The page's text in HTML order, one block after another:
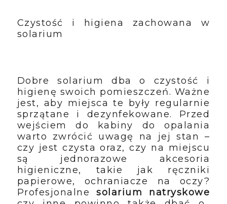
Czystość i higiena zachowana w
solarium
Dobre solarium dba o czystość i
higienę swoich pomieszczeń. Ważne
jest, aby miejsca te były regularnie
sprzątane i dezynfekowane. Przed
wejściem do kabiny do opalania
warto zwrócić uwagę na jej stan –
czy jest czysta oraz, czy na miejscu
są jednorazowe akcesoria
higieniczne, takie jak ręczniki
papierowe, ochraniacze na oczy?
Profesjonalnesolarium natryskowe